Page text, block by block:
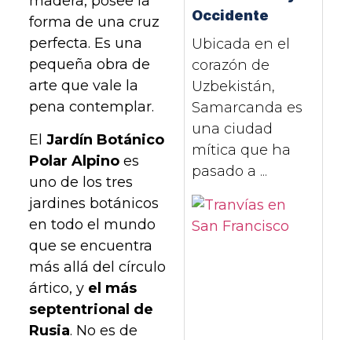
forma de una cruz
perfecta. Es una
pequeña obra de
arte que vale la
pena contemplar.
ElJardín Botánico
Polar Alpino es
uno de los tres
jardines botánicos
en todo el mundo
que se encuentra
más allá del círculo
ártico, y el más
septentrional de
Rusia. No es de
Occidente
Ubicada en el
corazón de
Uzbekistán,
Samarcanda es
una ciudad
mítica que ha
pasado a ...